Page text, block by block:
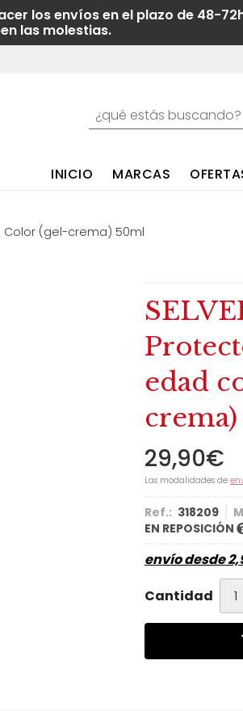
hacer los envíos en el plazo de 48-
las molestias.
INICIO MARCAS
Color (gel-crema) 50ml
edad
29,90€
Las modalidades de
Ref.: 318209
EN REPOSICIÓN
envío desde
Cantidad